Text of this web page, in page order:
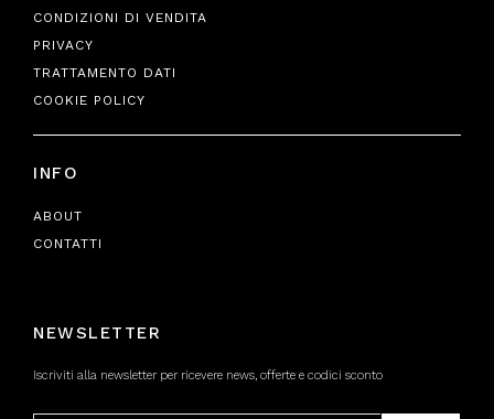
CONDIZIONI DI VENDITA
PRIVACY
TRATTAMENTO DATI
COOKIE POLICY
INFO
ABOUT
CONTATTI
NEWSLETTER
Iscriviti alla newsletter per ricevere news, offerte e codici sconto